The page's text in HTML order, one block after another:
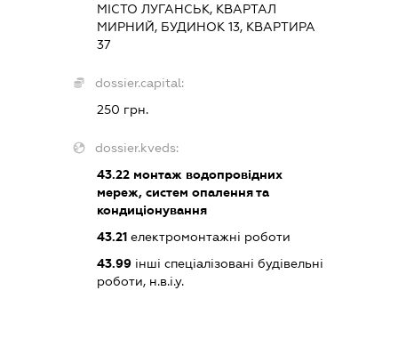
МІСТО ЛУГАНСЬК, КВАРТАЛ
МИРНИЙ, БУДИНОК 13, КВАРТИРА
37
dossier.capital:
250 грн.
dossier.kveds:
43.22 монтаж водопровідних
мереж, систем опалення та
кондиціонування
43.21 електромонтажні роботи
43.99 інші спеціалізовані будівельні
роботи, н.в.і.у.